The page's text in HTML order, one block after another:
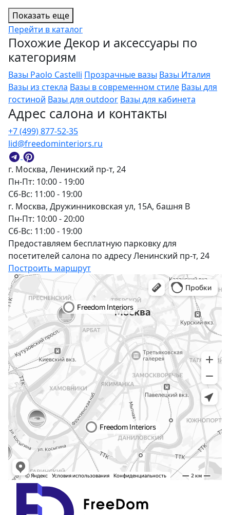
Показать еще
Перейти в каталог
Похожие Декор и аксессуары по
категориям
Вазы Paolo Castelli Прозрачные вазы Вазы Италия
Вазы из стекла Вазы в современном стиле Вазы для
гостиной Вазы для outdoor Вазы для кабинета
Адрес салона и контакты
г. Москва, Ленинский пр-т, 24
Пн-Пт: 10:00 - 19:00
Сб-Вс: 11:00 - 19:00
г. Москва, Дружинниковская ул, 15А, башня В
Пн-Пт: 10:00 - 20:00
Сб-Вс: 11:00 - 19:00
Предоставляем бесплатную парковку для
посетителей салона по адресу Ленинский пр-т, 24
Построить маршрут
+7 (499) 877-52-35
lid@freedominteriors.ru